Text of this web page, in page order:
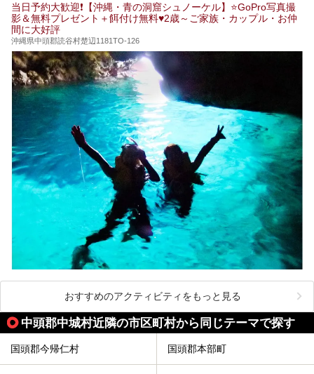
めぐりの参考にされてみて下さい！
当日予約大歓迎❗【沖縄・青の洞窟シュノーケル】⭐GoPro写真撮
影＆無料プレゼント＋餌付け無料♥️2歳～ご家族・カップル・お仲
間に大好評
沖縄県中頭郡読谷村楚辺1181TO-126
おすすめのアクティビティをもっと見る
中頭郡中城村近隣の市区町村から同じテーマで探す
国頭郡今帰仁村 国頭郡本部町